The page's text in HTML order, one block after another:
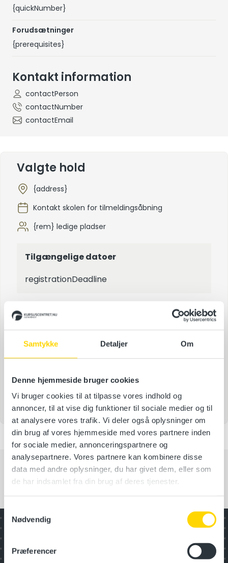
Samtykke Detaljer Om
Denne hjemmeside bruger cookies
Vi bruger cookies til at tilpasse vores indhold og
annoncer, til at vise dig funktioner til sociale medier og til
at analysere vores trafik. Vi deler også oplysninger om
din brug af vores hjemmeside med vores partnere inden
for sociale medier, annonceringspartnere og
analysepartnere. Vores partnere kan kombinere disse
data med andre oplysninger, du har givet dem, eller som
de har indsamlet fra din brug af deres tjenester.
Samtykkevalg
Nødvendig
Præferencer
{quickNumber}
Forudsætninger
{prerequisites}
Kontakt information
contactPerson
contactNumber
contactEmail
Valgte hold
{address}
Kontakt skolen for tilmeldingsåbning
{rem} ledige pladser
Tilgængelige datoer
registrationDeadline
Tilmeld kursus
Tilmeldingsfrist –{registrationDeadline}
Har du ikke fundet det, du ledte
Se andre kursuskategorier